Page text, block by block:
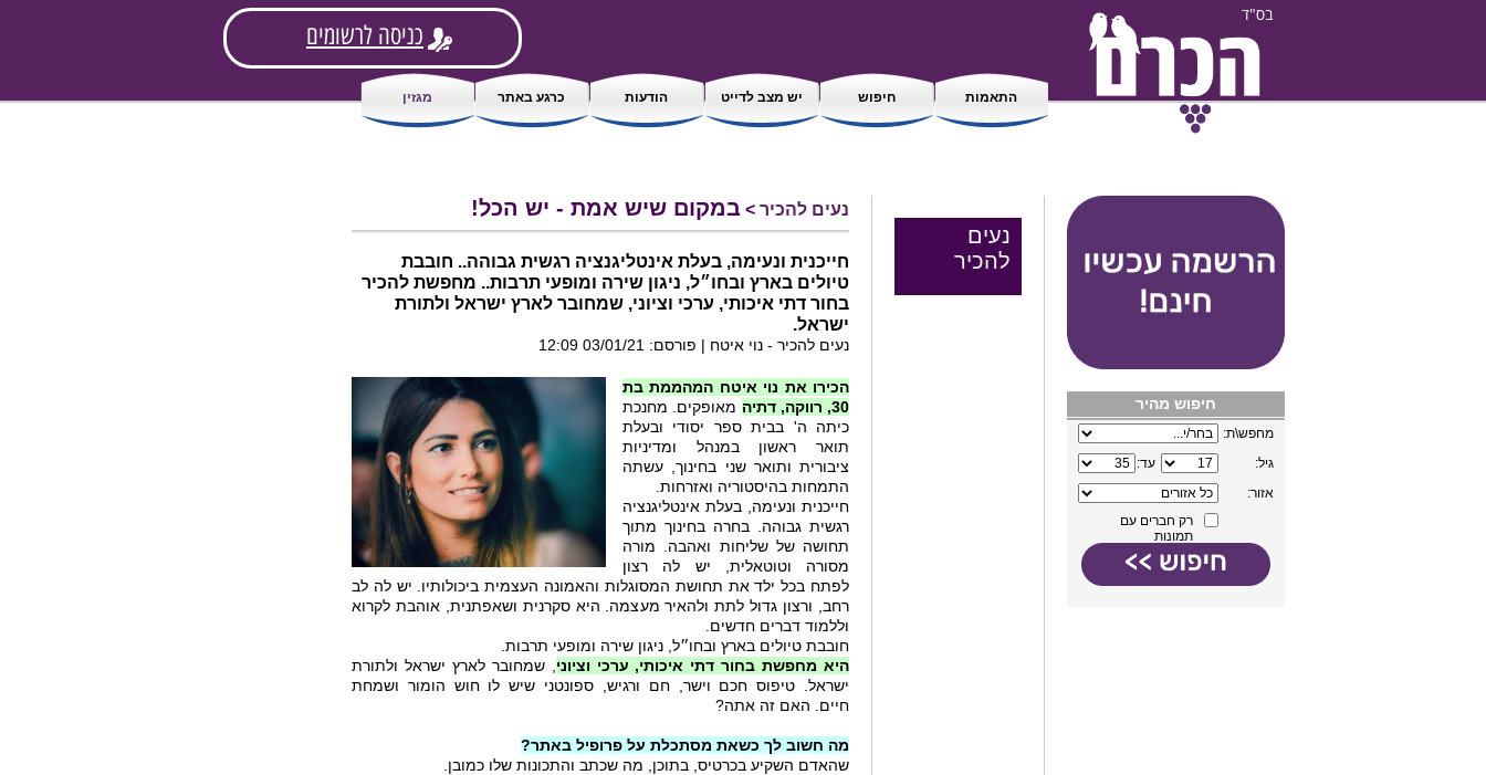
בס"ד
כניסה לרשומים
התאמות חיפוש יש מצב לדייט הודעות כרגע באתר מגזין
חיפוש מהיר
מחפש\ת:
גיל:
עד:
אזור:
רק חברים עם
תמונות
נעים
להכיר
נעים להכיר > במקום שיש אמת - יש הכל!
חייכנית ונעימה, בעלת אינטליגנציה רגשית גבוהה.. חובבת
טיולים בארץ ובחו״ל, ניגון שירה ומופעי תרבות.. מחפשת להכיר
בחור דתי איכותי, ערכי וציוני, שמחובר לארץ ישראל ולתורת
ישראל.
נעים להכיר - נוי איטח | פורסם: 03/01/21 12:09
הכירו את נוי איטח המהממת בת
30, רווקה, דתיה
מאופקים. מחנכת
כיתה ה' בבית ספר יסודי ובעלת
תואר ראשון במנהל ומדיניות
ציבורית ותואר שני בחינוך, עשתה
התמחות בהיסטוריה ואזרחות.
חייכנית ונעימה, בעלת אינטליגנציה
רגשית גבוהה. בחרה בחינוך מתוך
תחושה של שליחות ואהבה. מורה
מסורה וטוטאלית, יש לה רצון
לפתח בכל ילד את תחושת המסוגלות והאמונה העצמית ביכולותיו. יש לה לב
רחב, ורצון גדול לתת ולהאיר מעצמה. היא סקרנית ושאפתנית, אוהבת לקרוא
וללמוד דברים חדשים.
חובבת טיולים בארץ ובחו״ל, ניגון שירה ומופעי תרבות.
היא מחפשת בחור דתי איכותי, ערכי וציוני , שמחובר לארץ ישראל ולתורת
ישראל. טיפוס חכם וישר, חם ורגיש, ספונטני שיש לו חוש הומור ושמחת
חיים. האם זה אתה?
מה חשוב לך כשאת מסתכלת על פרופיל באתר?
שהאדם השקיע בכרטיס, בתוכן, מה שכתב והתכונות שלו כמובן.